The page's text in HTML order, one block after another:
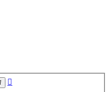
Поиск